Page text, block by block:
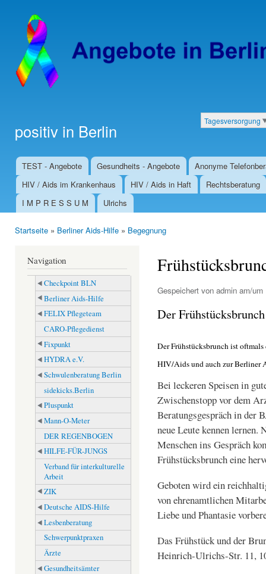
positiv in Berlin Kategorien
Tagesversorgung
Hauptmenü
TEST - Angebote Gesundheits - Angebote
Anonyme
HIV / Aids im Krankenhaus
HIV / Aids in Haft
Rechtsberatung
I M P R E S S U M
Ulrichs
Startseite » Berliner Aids-Hilfe » Begegnung
Navigation
Checkpoint BLN
Berliner Aids-Hilfe
FELIX Pflegeteam
CARO-Pflegedienst
Fixpunkt
HYDRA e.V.
Schwulenberatung Berlin
sidekicks.Berlin
Pluspunkt
Mann-O-Meter
DER REGENBOGEN
HILFE-FÜR-JUNGS
Verband für interkulturelle
Arbeit
ZIK
Deutsche AIDS-Hilfe
Lesbenberatung
Schwerpunktpraxen
Ärzte
Gesundheitsämter
Gespeichert von admin am/um
Der Frühstücksbrunch
Der Frühstücksbrunch ist
HIV/Aids und auch zur Berliner
Bei leckeren Speisen in
Zwischenstopp vor dem
Beratungsgespräch in der
neue Leute kennen
Menschen ins Gespräch
Frühstücksbrunch eine
Geboten wird ein
von ehrenamtlichen
Liebe und Phantasie
Das Frühstück und der
Heinrich-Ulrichs-Str. 11,